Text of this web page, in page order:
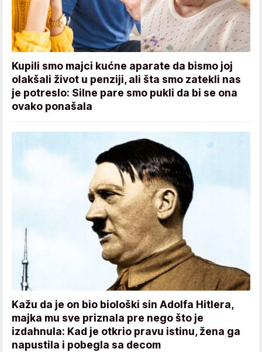
Kupili smo majci kućne aparate da bismo joj
olakšali život u penziji, ali šta smo zatekli nas
je potreslo: Silne pare smo pukli da bi se ona
ovako ponašala
Kažu da je on bio biološki sin Adolfa Hitlera,
majka mu sve priznala pre nego što je
izdahnula: Kad je otkrio pravu istinu, žena ga
napustila i pobegla sa decom